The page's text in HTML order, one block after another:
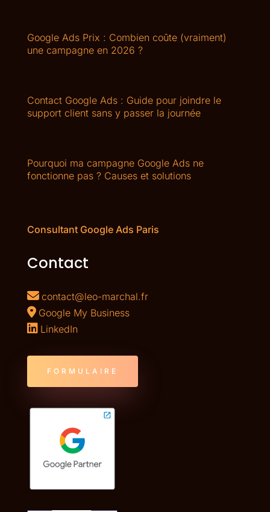
Google Ads Prix : Combien coûte (vraiment)
une campagne en 2026 ?
Contact Google Ads : Guide pour joindre le
support client sans y passer la journée
Pourquoi ma campagne Google Ads ne
fonctionne pas ? Causes et solutions
Consultant Google Ads Paris
Contact
contact@leo-marchal.fr
Google My Business
LinkedIn
FORMULAIRE